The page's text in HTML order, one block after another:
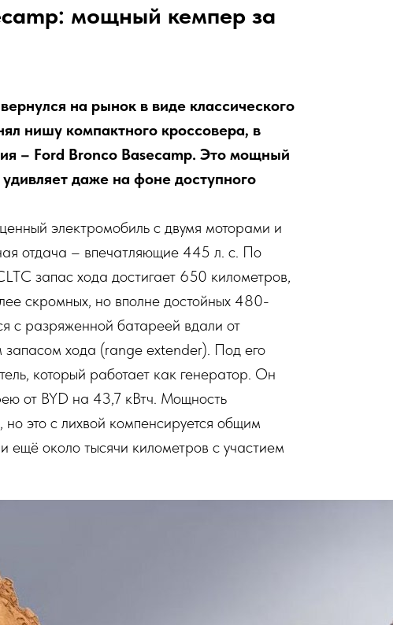
мощный кемпер за
на рынок в виде классического
нишу компактного кроссовера, в
– Ford Bronco Basecamp. Это мощный
даже на фоне доступного
электромобиль с двумя моторами и
отдача – впечатляющие 445 л. с. По
запас хода достигает 650 километров,
скромных, но вполне достойных 480-
с разряженной батареей вдали от
запасом хода (range extender). Под его
который работает как генератор. Он
от BYD на 43,7 кВтч. Мощность
это с лихвой компенсируется общим
ещё около тысячи километров с участием